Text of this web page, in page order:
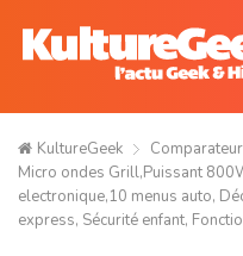
KultureGeek Comparateur
Micro ondes Grill,Puissant
electronique,10 menus auto,
express, Sécurité enfant,